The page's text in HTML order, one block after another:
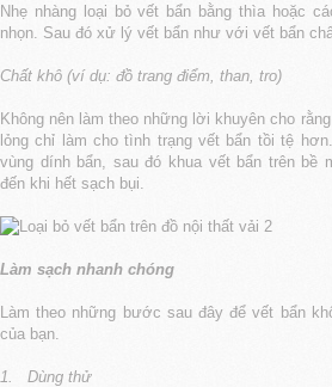
Nhẹ nhàng loại bỏ vết bẩn bằng thìa hoặc
nhọn. Sau đó xử lý vết bẩn như với vết bẩn
Chất khô (ví dụ: đồ trang điểm, than, tro)
Không nên làm theo những lời khuyên cho
lỏng chỉ làm cho tình trạng vết bẩn tồi tệ
vùng dính bẩn, sau đó khua vết bẩn trên bề
đến khi hết sạch bụi.
Làm sạch nhanh chóng
Làm theo những bước sau đây để vết bẩn
của bạn.
1. Dùng thử